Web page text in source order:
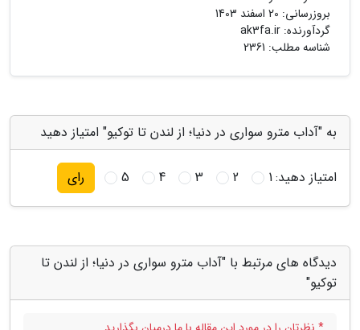
بروزرسانی: 20 اسفند 1403
گردآورنده: ak3fa.ir
شناسه مطلب: 2361
به "آداب مترو سواری در دنیا؛ از لندن تا توکیو" امتیاز دهید
امتیاز دهید:1
2
3
4
5 رای
دیدگاه های مرتبط با "آداب مترو سواری در دنیا؛ از لندن تا
توکیو"